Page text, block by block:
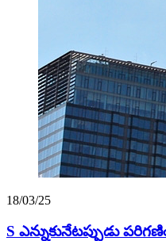
18/03/25
S ఎన్నుకునేటప్పుడు